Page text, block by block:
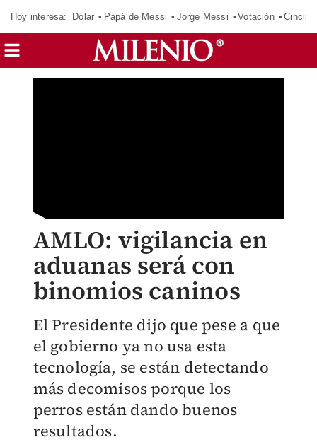
Hoy interesa: Dólar Papá de Messi Jorge Messi Votación
AMLO: vigilancia en
aduanas será con
binomios caninos
El Presidente dijo que pese a que
el gobierno ya no usa esta
tecnología, se están detectando
más decomisos porque los
perros están dando buenos
resultados.